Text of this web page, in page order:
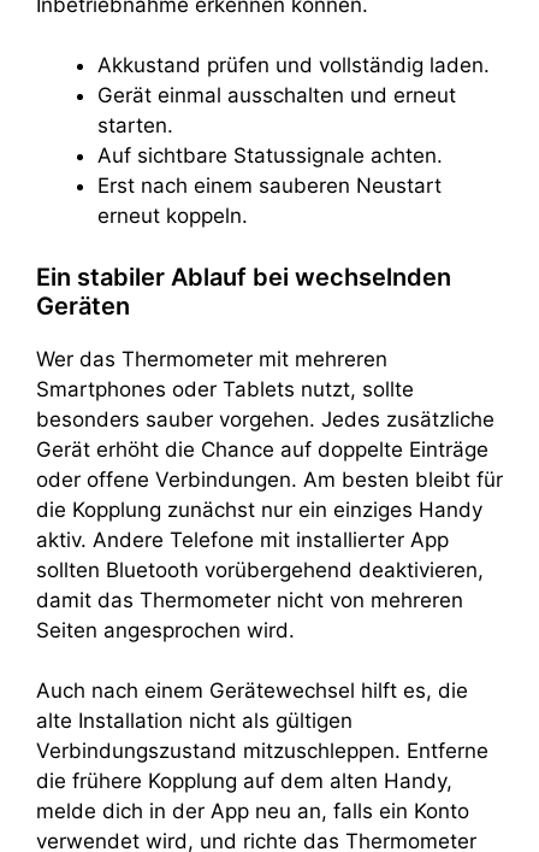
Akkustand prüfen und vollständig laden.
Gerät einmal ausschalten und erneut
starten.
Auf sichtbare Statussignale achten.
Erst nach einem sauberen Neustart
erneut koppeln.
Ein stabiler Ablauf bei wechselnden
Geräten
Wer das Thermometer mit mehreren
Smartphones oder Tablets nutzt, sollte
besonders sauber vorgehen. Jedes zusätzliche
Gerät erhöht die Chance auf doppelte Einträge
oder offene Verbindungen. Am besten bleibt für
die Kopplung zunächst nur ein einziges Handy
aktiv. Andere Telefone mit installierter App
sollten Bluetooth vorübergehend deaktivieren,
damit das Thermometer nicht von mehreren
Seiten angesprochen wird.
Auch nach einem Gerätewechsel hilft es, die
alte Installation nicht als gültigen
Verbindungszustand mitzuschleppen. Entferne
die frühere Kopplung auf dem alten Handy,
melde dich in der App neu an, falls ein Konto
verwendet wird, und richte das Thermometer